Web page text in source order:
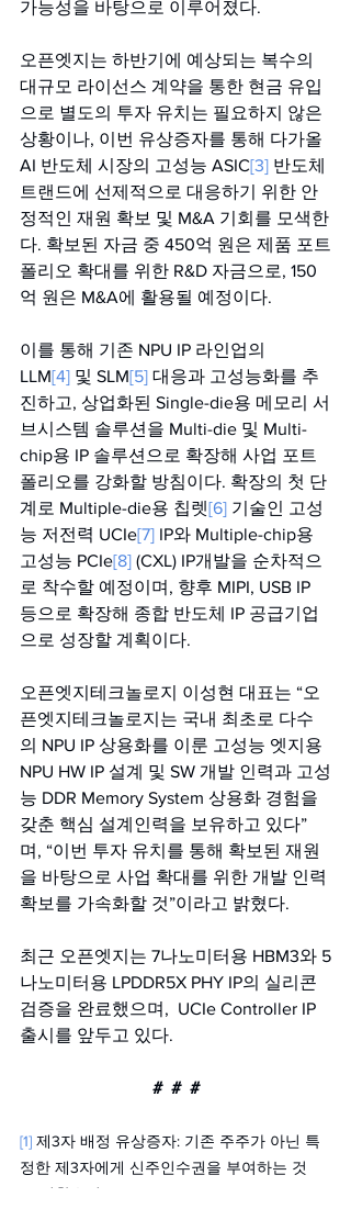
가능성을 바탕으로 이루어졌다.
오픈엣지는 하반기에 예상되는 복수의
대규모 라이선스 계약을 통한 현금 유입
으로 별도의 투자 유치는 필요하지 않은
상황이나, 이번 유상증자를 통해 다가올
AI 반도체 시장의 고성능 ASIC[3] 반도체
트랜드에 선제적으로 대응하기 위한 안
정적인 재원 확보 및 M&A 기회를 모색한
다. 확보된 자금 중 450억 원은 제품 포트
폴리오 확대를 위한 R&D 자금으로, 150
억 원은 M&A에 활용될 예정이다.
이를 통해 기존 NPU IP 라인업의
LLM[4] 및 SLM[5] 대응과 고성능화를 추
진하고, 상업화된 Single-die용 메모리 서
브시스템 솔루션을 Multi-die 및 Multi-
chip용 IP 솔루션으로 확장해 사업 포트
폴리오를 강화할 방침이다. 확장의 첫 단
계로 Multiple-die용 칩렛[6] 기술인 고성
능 저전력 UCIe[7] IP와 Multiple-chip용
고성능 PCIe[8] (CXL) IP개발을 순차적으
로 착수할 예정이며, 향후 MIPI, USB IP
등으로 확장해 종합 반도체 IP 공급기업
으로 성장할 계획이다.
오픈엣지테크놀로지 이성현 대표는 “오
픈엣지테크놀로지는 국내 최초로 다수
의 NPU IP 상용화를 이룬 고성능 엣지용
NPU HW IP 설계 및 SW 개발 인력과 고성
능 DDR Memory System 상용화 경험을
갖춘 핵심 설계인력을 보유하고 있다”
며, “이번 투자 유치를 통해 확보된 재원
을 바탕으로 사업 확대를 위한 개발 인력
확보를 가속화할 것”이라고 밝혔다.
최근 오픈엣지는 7나노미터용 HBM3와 5
나노미터용 LPDDR5X PHY IP의 실리콘
검증을 완료했으며,  UCIe Controller IP
출시를 앞두고 있다.
#  #  #
[1] 제3자 배정 유상증자: 기존 주주가 아닌 특
정한 제3자에게 신주인수권을 부여하는 것
전환우선주 (CPS): Convertible Preference